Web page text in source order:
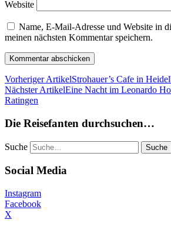
Website
Name, E-Mail-Adresse und Website in
meinen nächsten Kommentar speichern.
Vorheriger ArtikelStrohauer’s Cafe in
Nächster ArtikelEine Nacht im Leonardo
Ratingen
Die Reisefanten durchsuchen…
Suche
Social Media
Instagram
Facebook
X